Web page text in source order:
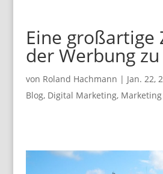
Eine großartige
der Werbung
von Roland Hachmann | Jan. 22,
Blog, Digital Marketing, Marketing